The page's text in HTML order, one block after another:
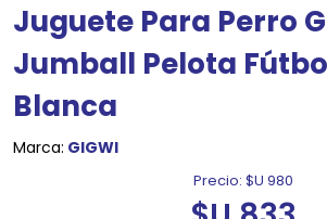
Juguete Para Perro
Jumball Pelota
Blanca
Marca: GIGWI
Precio: $U 980